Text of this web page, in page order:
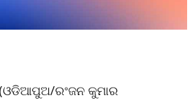
ରଂଜନ କୁମାର